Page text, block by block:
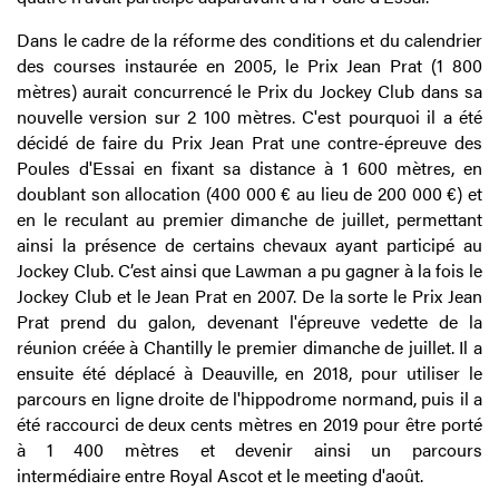
Dans le cadre de la réforme des conditions et du calendrier
des courses instaurée en 2005, le Prix Jean Prat (1 800
mètres) aurait concurrencé le Prix du Jockey Club dans sa
nouvelle version sur 2 100 mètres. C'est pourquoi il a été
décidé de faire du Prix Jean Prat une contre-épreuve des
Poules d'Essai en fixant sa distance à 1 600 mètres, en
doublant son allocation (400 000 € au lieu de 200 000 €) et
en le reculant au premier dimanche de juillet, permettant
ainsi la présence de certains chevaux ayant participé au
Jockey Club. C’est ainsi que Lawman a pu gagner à la fois le
Jockey Club et le Jean Prat en 2007. De la sorte le Prix Jean
Prat prend du galon, devenant l'épreuve vedette de la
réunion créée à Chantilly le premier dimanche de juillet. Il a
ensuite été déplacé à Deauville, en 2018, pour utiliser le
parcours en ligne droite de l'hippodrome normand, puis il a
été raccourci de deux cents mètres en 2019 pour être porté
à 1 400 mètres et devenir ainsi un parcours
intermédiaire entre Royal Ascot et le meeting d'août.